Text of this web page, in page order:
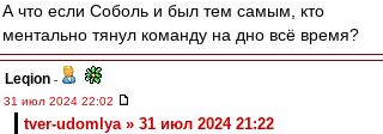
А что если Соболь и был тем самым, кто
ментально тянул команду на дно всё время?
Leqion -
31 июл 2024 22:02
tver-udomlya » 31 июл 2024 21:22